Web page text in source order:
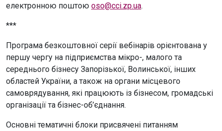
електронною поштою oso@cci.zp.ua.
***
Програма безкоштовної серії вебінарів орієнтована у
першу чергу на підприємства мікро-, малого та
середнього бізнесу Запорізької, Волинської, інших
областей України, а також на органи місцевого
самоврядування, які працюють із бізнесом, громадські
організації та бізнес-об’єднання.
Основні тематичні блоки присвячені питанням